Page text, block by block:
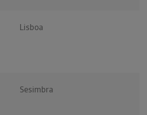
Lisboa
Sesimbra